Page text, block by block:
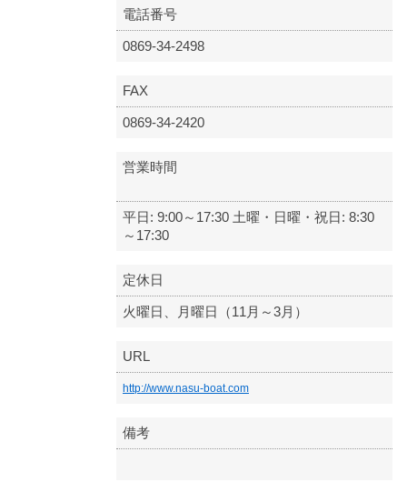
電話番号
0869-34-2498
FAX
0869-34-2420
営業時間
平日: 9:00～17:30 土曜・日曜・祝日: 8:30
～17:30
定休日
火曜日、月曜日（11月～3月）
URL
http://www.nasu-boat.com
備考